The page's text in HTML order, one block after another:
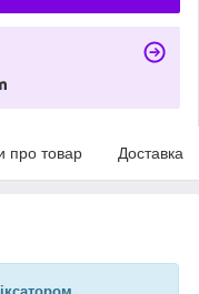
про товар Доставка